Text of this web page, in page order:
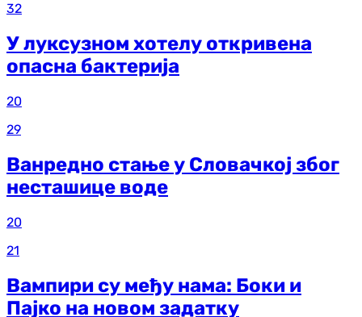
32
У луксузном хотелу откривена
опасна бактерија
20
29
Ванредно стање у Словачкој због
несташице воде
20
21
Вампири су међу нама: Боки и
Пајко на новом задатку